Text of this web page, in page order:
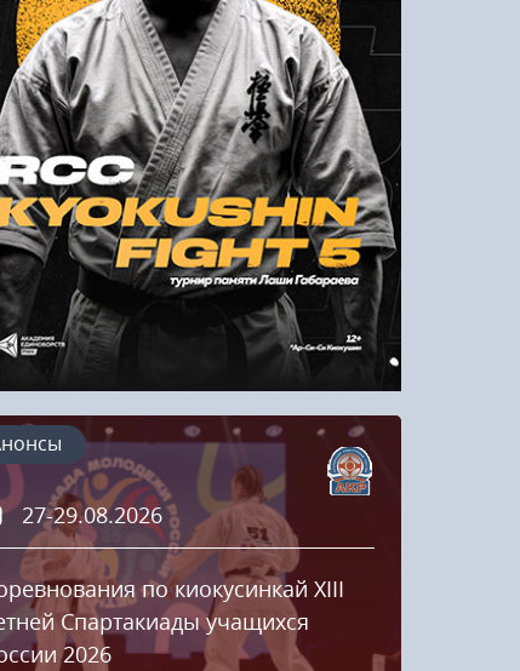
Войти
Напомнить пароль
Регистрация
27-29.08.2026
по киокусинкай XIII
Спартакиады учащихся
2026